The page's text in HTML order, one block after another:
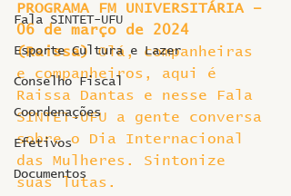
Fala SINTET-UFU
Esporte Cultura e Lazer
Conselho Fiscal
Coordenações
Efetivos
Documentos
PROGRAMA FM UNIVERSITÁRIA –
06 de março de 2024
(Raissa) Olá, companheiras
e companheiros, aqui é
Raissa Dantas e nesse Fala
SINTET-UFU a gente conversa
sobre o Dia Internacional
das Mulheres. Sintonize
suas lutas.